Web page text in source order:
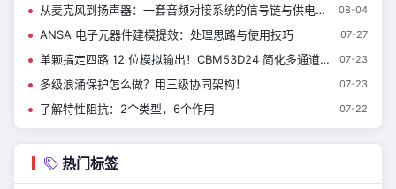
从麦克风到扬声器：一套音频对接系统的信号链与供电设计 08-04
ANSA 电子元器件建模提效：处理思路与使用技巧 07-27
单颗搞定四路 12 位模拟输出！CBM53D24 简化多通道 DAC 硬件设计 07-23
多级浪涌保护怎么做？用三级协同架构！ 07-23
了解特性阻抗：2个类型，6个作用 07-22
热门标签